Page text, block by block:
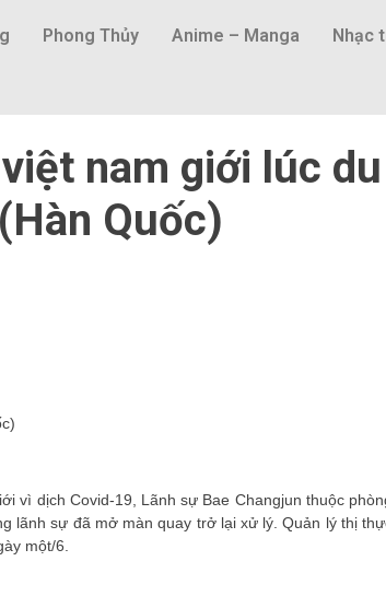
Phong Thủy Anime – Manga Nhạc
nam giới lúc du
Quốc)
vì dịch Covid-19, Lãnh sự Bae Changjun thuộc
lãnh sự đã mở màn quay trở lại xử lý. Quản lý thị
một/6.